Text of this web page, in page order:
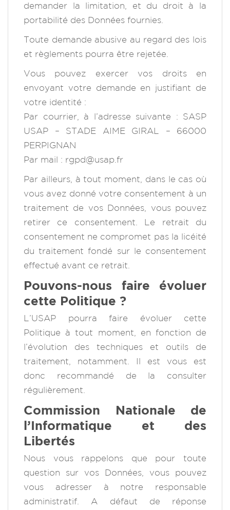
demander la limitation, et du droit à la
portabilité des Données fournies.
Toute demande abusive au regard des lois
et règlements pourra être rejetée.
Vous pouvez exercer vos droits en
envoyant votre demande en justifiant de
votre identité :
Par courrier, à l’adresse suivante : SASP
USAP – STADE AIME GIRAL – 66000
PERPIGNAN
Par mail : rgpd@usap.fr
Par ailleurs, à tout moment, dans le cas où
vous avez donné votre consentement à un
traitement de vos Données, vous pouvez
retirer ce consentement. Le retrait du
consentement ne compromet pas la licéité
du traitement fondé sur le consentement
effectué avant ce retrait.
Pouvons-nous faire évoluer
cette Politique ?
L’USAP pourra faire évoluer cette
Politique à tout moment, en fonction de
l’évolution des techniques et outils de
traitement, notamment. Il est vous est
donc recommandé de la consulter
régulièrement.
Commission Nationale de
l’Informatique et des
Libertés
Nous vous rappelons que pour toute
question sur vos Données, vous pouvez
vous adresser à notre responsable
administratif. A défaut de réponse